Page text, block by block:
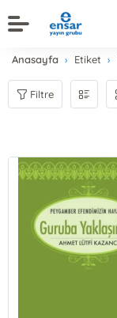
Anasayfa Etiket
Filtre